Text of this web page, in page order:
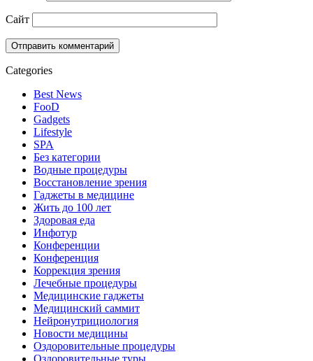
Сайт
Categories
Best News
FooD
Gadgets
Lifestyle
SPA
Без категории
Водные процедуры
Восстановление зрения
Гаджеты в медицине
Жить до 100 лет
Здоровая еда
Инфотур
Конференции
Конференция
Коррекция зрения
Лечебные процедуры
Медицинские гаджеты
Медицинский саммит
Нейронутрициология
Новости медицины
Оздоровительные процедуры
Оздоровительные туры